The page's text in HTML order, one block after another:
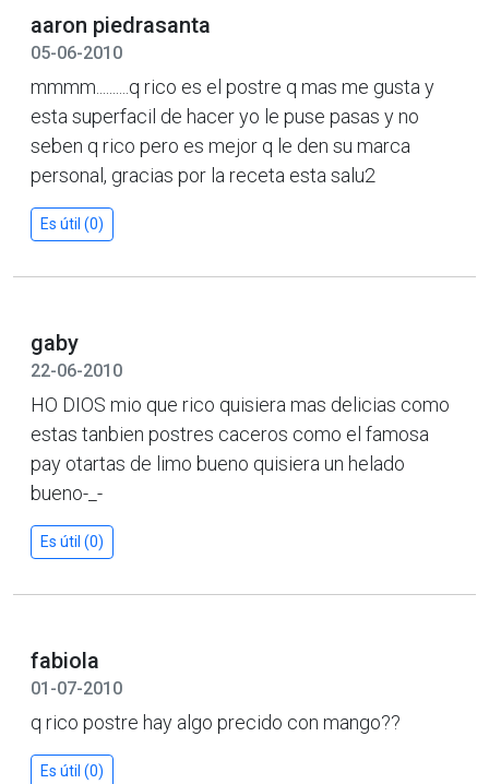
aaron piedrasanta
05-06-2010
mmmm..........q rico es el postre q mas me gusta y
esta superfacil de hacer yo le puse pasas y no
seben q rico pero es mejor q le den su marca
personal, gracias por la receta esta salu2
Es útil (0)
gaby
22-06-2010
HO DIOS mio que rico quisiera mas delicias como
estas tanbien postres caceros como el famosa
pay otartas de limo bueno quisiera un helado
bueno-_-
Es útil (0)
fabiola
01-07-2010
q rico postre hay algo precido con mango??
Es útil (0)